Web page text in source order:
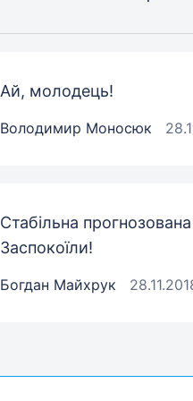
Ай, молодець!
Володимир Моносюк
Стабільна
Заспокоїли!
Богдан Майхрук